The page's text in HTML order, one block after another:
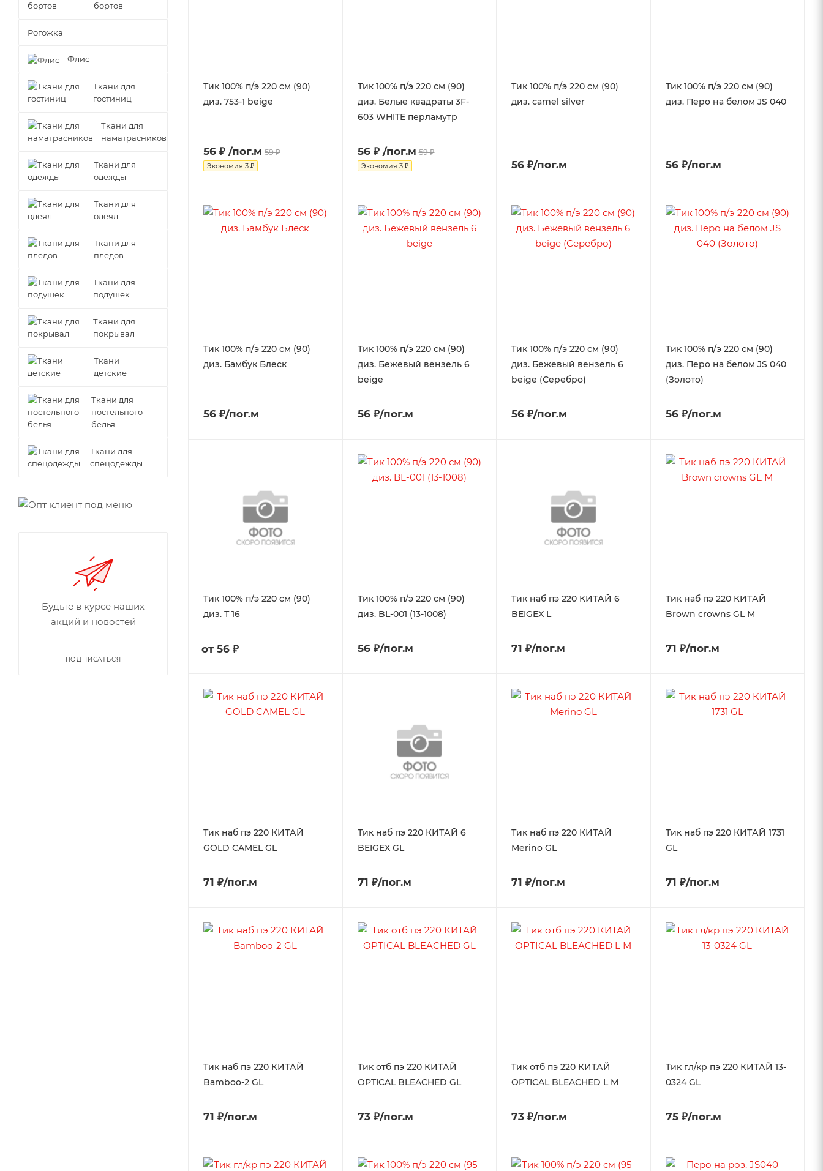
Тик 100% п/э 220 см (90)
диз. 753-1 beige
56 ₽ /пог.м 59 ₽
Экономия 3 ₽
Тик 100% п/э 220 см (90)
диз. Белые квадраты 3F-
603 WHITE перламутр
56 ₽ /пог.м 59 ₽
Экономия 3 ₽
Тик 100% п/э 220 см (90)
диз. camel silver
56 ₽/пог.м
Тик 100% п/э 220 см (90)
диз. Перо на белом JS 040
56 ₽/пог.м
Тик 100% п/э 220 см (90)
диз. Бамбук Блеск
56 ₽/пог.м
Тик 100% п/э 220 см (90)
диз. Бежевый вензель 6
beige
56 ₽/пог.м
Тик 100% п/э 220 см (90)
диз. Бежевый вензель 6
beige (Серебро)
56 ₽/пог.м
Тик 100% п/э 220 см (90)
диз. Перо на белом JS 040
(Золото)
56 ₽/пог.м
Тик 100% п/э 220 см (90)
диз. Т 16
от 56 ₽
Тик 100% п/э 220 см (90)
диз. BL-001 (13-1008)
56 ₽/пог.м
Тик наб пэ 220 КИТАЙ 6
BEIGEX L
71 ₽/пог.м
Тик наб пэ 220 КИТАЙ
Brown crowns GL М
71 ₽/пог.м
Тик наб пэ 220 КИТАЙ
GOLD CAMEL GL
71 ₽/пог.м
Тик наб пэ 220 КИТАЙ 6
BEIGEX GL
71 ₽/пог.м
Тик наб пэ 220 КИТАЙ
Merino GL
71 ₽/пог.м
Тик наб пэ 220 КИТАЙ 1731
GL
71 ₽/пог.м
Тик наб пэ 220 КИТАЙ
Bamboo-2 GL
71 ₽/пог.м
Тик отб пэ 220 КИТАЙ
OPTICAL BLEACHED GL
73 ₽/пог.м
Тик отб пэ 220 КИТАЙ
OPTICAL BLEACHED L М
73 ₽/пог.м
Тик гл/кр пэ 220 КИТАЙ 13-
0324 GL
75 ₽/пог.м
бортов
Рогожка
Флис
Ткани для
гостиниц
Ткани для
наматрасников
Ткани для
одежды
Ткани для
одеял
Ткани для
пледов
Ткани для
подушек
Ткани для
покрывал
Ткани
детские
Ткани для
постельного
белья
Ткани для
спецодежды
Будьте в курсе наших
акций и новостей
ПОДПИСАТЬСЯ